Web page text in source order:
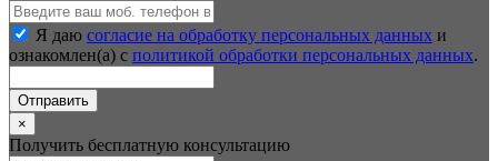
Я даю согласие на обработку персональных данных и
ознакомлен(а) с политикой обработки персональных данных.
Отправить
×
Получить бесплатную консультацию